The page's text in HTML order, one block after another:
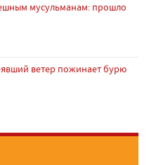
мусульманам: прошло
ветер пожинает бурю